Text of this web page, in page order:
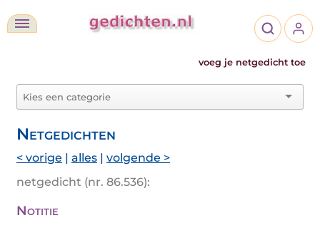
voeg je netgedicht toe
Netgedichten
< vorige | alles | volgende >
netgedicht (nr. 86.536):
Notitie